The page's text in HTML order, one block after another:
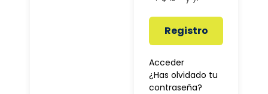
Registro
Acceder
¿Has olvidado tu
contraseña?